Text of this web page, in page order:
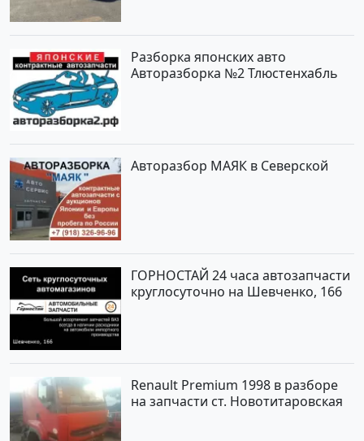
Разборка японских авто
Авторазборка №2 Тлюстенхабль
Авторазбор МАЯК в Северской
ГОРНОСТАЙ 24 часа автозапчасти
круглосуточно на Шевченко, 166
Renault Premium 1998 в разборе
на запчасти ст. Новотитаровская